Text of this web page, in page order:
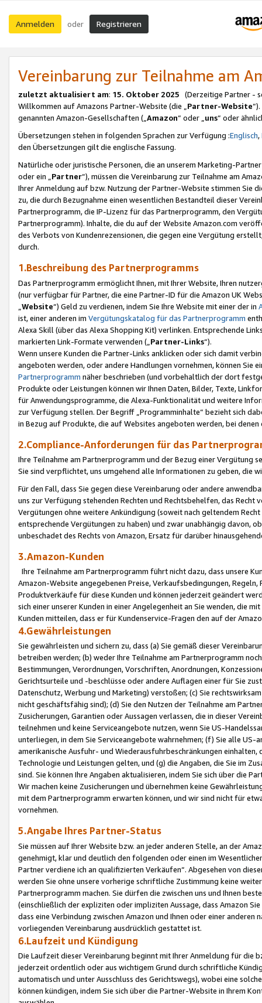
Anmelden oder Registrieren
Vereinbarung zur Teilnahme am
zuletzt aktualisiert am: 15. Oktober 2025 (Derzeitige Partner -
Willkommen auf Amazons Partner-Website (die „Partner-Website
genannten Amazon-Gesellschaften („Amazon“ oder „uns“ oder
Übersetzungen stehen in folgenden Sprachen zur Verfügung :Englisch,
den Übersetzungen gilt die englische Fassung.
Natürliche oder juristische Personen, die an unserem Marketing-
oder ein „Partner“), müssen die Vereinbarung zur Teilnahme am
Ihrer Anmeldung auf bzw. Nutzung der Partner-Website stimmen Sie
zu, die durch Bezugnahme einen wesentlichen Bestandteil dieser
Partnerprogramm, die IP-Lizenz für das Partnerprogramm, den
Partnerprogramm). Inhalte, die du auf der Website Amazon.com
des Verbots von Kundenrezensionen, die gegen eine Vergütung
durch.
1.Beschreibung des Partnerprogramms
Das Partnerprogramm ermöglicht Ihnen, mit Ihrer Website, Ihren
(nur verfügbar für Partner, die eine Partner-ID für die Amazon UK
Website“) Geld zu verdienen, indem Sie Ihre Website mit einer der in
ist, einer anderen im Vergütungskatalog für das Partnerprogramm
Alexa Skill (über das Alexa Shopping Kit) verlinken. Entsprechende
markierten Link-Formate verwenden („ Partner-Links“).
Wenn unsere Kunden die Partner-Links anklicken oder sich damit
angeboten werden, oder andere Handlungen vornehmen, können Sie
Partnerprogramm näher beschrieben (und vorbehaltlich der dort
Produkte oder Leistungen können wir Ihnen Daten, Bilder, Texte,
für Anwendungsprogramme, die Alexa-Funktionalität und weitere
zur Verfügung stellen. Der Begriff „Programminhalte“ bezieht sich
in Bezug auf Produkte, die auf Websites angeboten werden, bei
2.Compliance-Anforderungen für das
Ihre Teilnahme am Partnerprogramm und der Bezug einer Vergütung
Sie sind verpflichtet, uns umgehend alle Informationen zu geben, die
Für den Fall, dass Sie gegen diese Vereinbarung oder andere
uns zur Verfügung stehenden Rechten und Rechtsbehelfen, das
Vergütungen ohne weitere Ankündigung (soweit nach geltendem
entsprechende Vergütungen zu haben) und zwar unabhängig davon,
unbeschadet des Rechts von Amazon, Ersatz für darüber
3.Amazon-Kunden
Ihre Teilnahme am Partnerprogramm führt nicht dazu, dass unsere
Amazon-Website angegebenen Preise, Verkaufsbedingungen,
Produktverkäufe für diese Kunden und können jederzeit geändert
sich einer unserer Kunden in einer Angelegenheit an Sie wenden, die
Kunden mitteilen, dass er für Kundenservice-Fragen den auf der
4.Gewährleistungen
Sie gewährleisten und sichern zu, dass (a) Sie gemäß dieser
betreiben werden; (b) weder Ihre Teilnahme am Partnerprogramm
Bestimmungen, Verordnungen, Vorschriften, Anordnungen,
Gerichtsurteile und -beschlüsse oder andere Auflagen einer für Sie
Datenschutz, Werbung und Marketing) verstoßen; (c) Sie
nicht geschäftsfähig sind); (d) Sie den Nutzen der Teilnahme am
Zusicherungen, Garantien oder Aussagen verlassen, die in dieser
teilnehmen und keine Serviceangebote nutzen, wenn Sie US-
unterliegen, in dem Sie Serviceangebote wahrnehmen; (f) Sie alle
amerikanische Ausfuhr- und Wiederausfuhrbeschränkungen
Technologie und Leistungen gelten, und (g) die Angaben, die Sie im
sind. Sie können Ihre Angaben aktualisieren, indem Sie sich über die
Wir machen keine Zusicherungen und übernehmen keine
mit dem Partnerprogramm erwarten können, und wir sind nicht für
vornehmen.
5.Angabe Ihres Partner-Status
Sie müssen auf Ihrer Website bzw. an jeder anderen Stelle, an der
genehmigt, klar und deutlich den folgenden oder einen im
Partner verdiene ich an qualifizierten Verkäufen“. Abgesehen von
werden Sie ohne unsere vorherige schriftliche Zustimmung keine
Partnerprogramm machen. Sie dürfen die zwischen uns und Ihnen
(einschließlich der expliziten oder impliziten Aussage, dass Amazon
dass eine Verbindung zwischen Amazon und Ihnen oder einer
vorliegenden Vereinbarung ausdrücklich gestattet ist.
6.Laufzeit und Kündigung
Die Laufzeit dieser Vereinbarung beginnt mit Ihrer Anmeldung für die
jederzeit ordentlich oder aus wichtigem Grund durch schriftliche
automatisch und unter Ausschluss des Gerichtswegs), wobei eine
können kündigen, indem Sie sich über die Partner-Website in Ihrem